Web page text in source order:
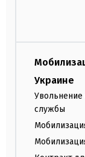
Украине
Увольнение
службы